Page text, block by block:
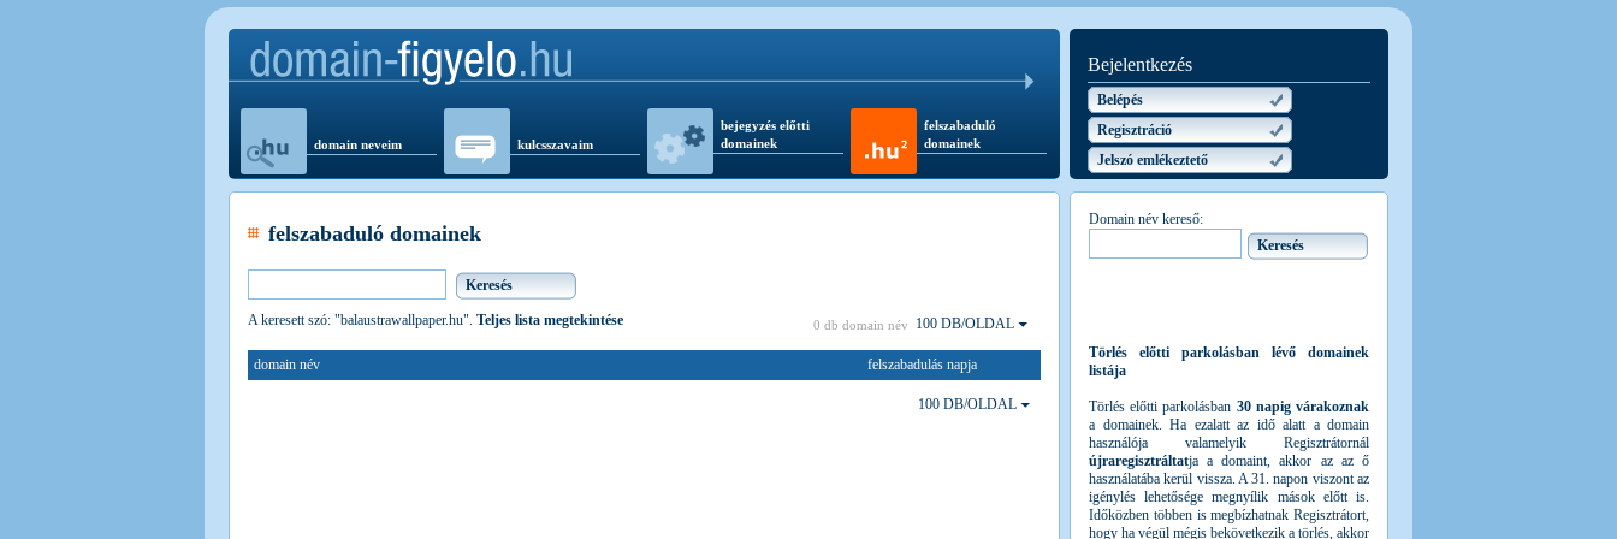
domain neveim kulcsszavaim
bejegyzés előtti
domainek
felszabaduló
domainek
Bejelentkezés
Belépés
Regisztráció
Jelszó emlékeztető
felszabaduló domainek
A keresett szó: "balaustrawallpaper.hu". Teljes lista megtekintése 0 db domain név 100 DB/OLDAL
domain név felszabadulás napja
100 DB/OLDAL
Domain név kereső:
Törlés előtti parkolásban lévő domainek
listája
Törlés előtti parkolásban 30 napig várakoznak
a domainek. Ha ezalatt az idő alatt a domain
használója valamelyik Regisztrátornál
újraregisztráltatja a domaint, akkor az az ő
használatába kerül vissza. A 31. napon viszont az
igénylés lehetősége megnyílik mások előtt is.
Időközben többen is megbízhatnak Regisztrátort,
hogy ha végül mégis bekövetkezik a törlés, akkor